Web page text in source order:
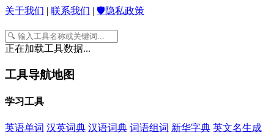
关于我们 联系我们 🛡️隐私政策
正在加载工具数据...
工具导航地图
学习工具
英语单词 汉英词典 汉语词典 词语组词 新华字典 英文名生成